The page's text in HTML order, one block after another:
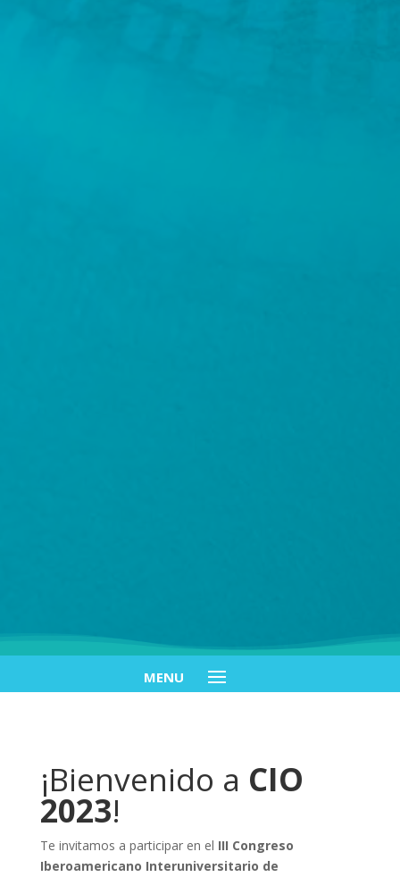
¡Bienvenido a CIO
2023!
Te invitamos a participar en el III Congreso
Iberoamericano Interuniversitario de